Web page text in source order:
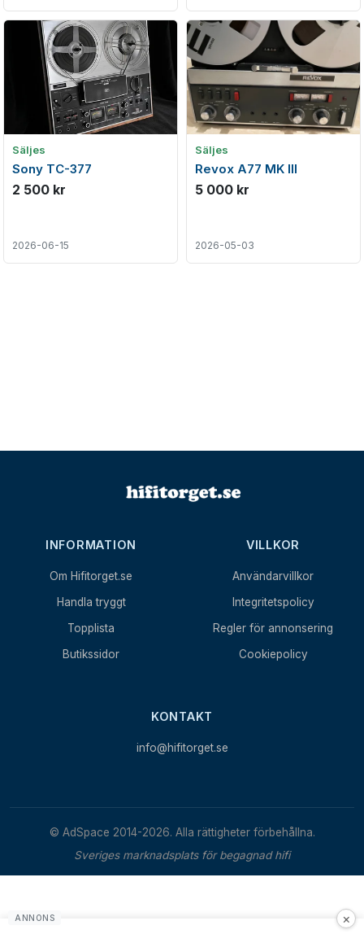
Säljes
Sony TC-377
2 500 kr
2026-06-15
Säljes
Revox A77 MK III
5 000 kr
2026-05-03
INFORMATION
Om Hifitorget.se
Handla tryggt
Topplista
Butikssidor
VILLKOR
Användarvillkor
Integritetspolicy
Regler för annonsering
Cookiepolicy
KONTAKT
info@hifitorget.se
© AdSpace 2014-2026. Alla rättigheter förbehållna.
Sveriges marknadsplats för begagnad hifi
×